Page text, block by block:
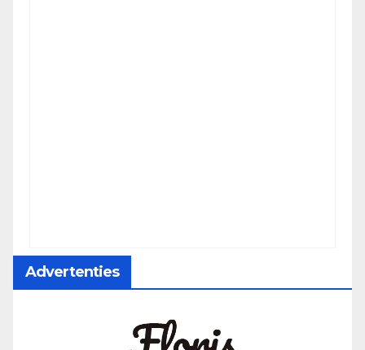
Advertenties